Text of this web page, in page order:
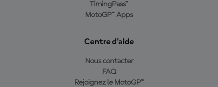
TimingPass™
MotoGP™ Apps
Centre d'aide
Nous contacter
FAQ
Rejoignez le MotoGP™